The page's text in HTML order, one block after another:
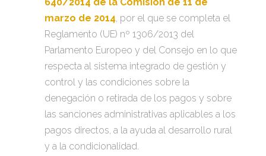
marzo de 2014 , por el que se completa el
Reglamento (UE) nº 1306/2013 del
Parlamento Europeo y del Consejo en lo que
respecta al sistema integrado de gestión y
control y las condiciones sobre la
denegación o retirada de los pagos y sobre
las sanciones administrativas aplicables a los
pagos directos, a la ayuda al desarrollo rural
y a la condicionalidad.